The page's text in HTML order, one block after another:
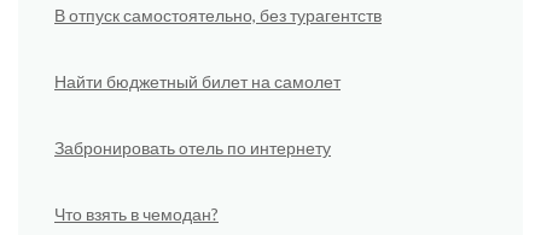
В отпуск самостоятельно, без турагентств
Найти бюджетный билет на самолет
Забронировать отель по интернету
Что взять в чемодан?